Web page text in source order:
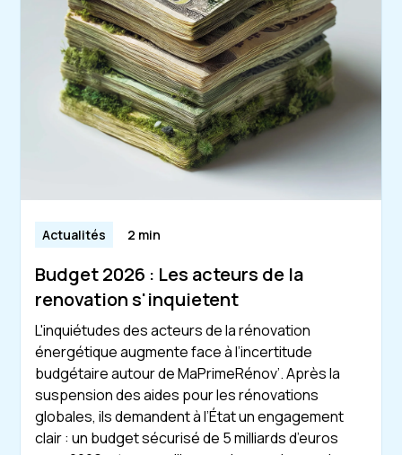
Actualités 2 min
Budget 2026 : Les acteurs de la
renovation s'inquietent
L'inquiétudes des acteurs de la rénovation
énergétique augmente face à l’incertitude
budgétaire autour de MaPrimeRénov’. Après la
suspension des aides pour les rénovations
globales, ils demandent à l’État un engagement
clair : un budget sécurisé de 5 milliards d’euros